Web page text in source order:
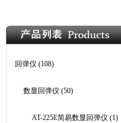
回弹仪 (108)
数显回弹仪 (50)
AT-225E简易数显回弹仪 (1)